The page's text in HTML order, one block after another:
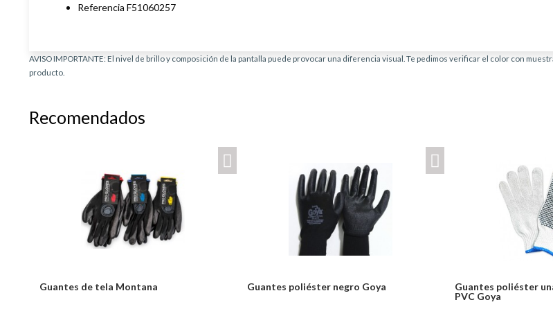
Referencia F51060257
AVISO IMPORTANTE: El nivel de brillo y composición de la pantalla puede provocar una diferencia visual. Te pedimos verificar el color con
producto.
Recomendados
Guantes de tela Montana Guantes poliéster negro Goya
Guantes poliéster
PVC Goya